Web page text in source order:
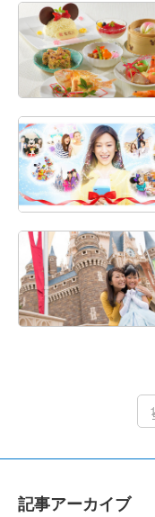
記事アーカイブ